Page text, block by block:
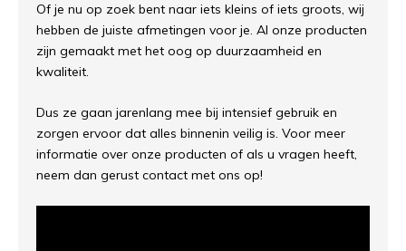
Of je nu op zoek bent naar iets kleins of iets groots, wij
hebben de juiste afmetingen voor je. Al onze producten
zijn gemaakt met het oog op duurzaamheid en
kwaliteit.
Dus ze gaan jarenlang mee bij intensief gebruik en
zorgen ervoor dat alles binnenin veilig is. Voor meer
informatie over onze producten of als u vragen heeft,
neem dan gerust contact met ons op!